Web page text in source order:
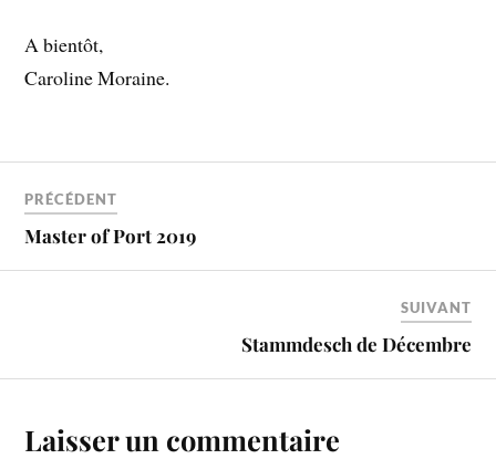
A bientôt,
Caroline Moraine.
PRÉCÉDENT
Master of Port 2019
SUIVANT
Stammdesch de Décembre
Laisser un commentaire